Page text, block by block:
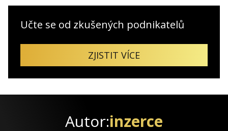
Učte se od zkušených podnikatelů
ZJISTIT VÍCE
Autor:inzerce